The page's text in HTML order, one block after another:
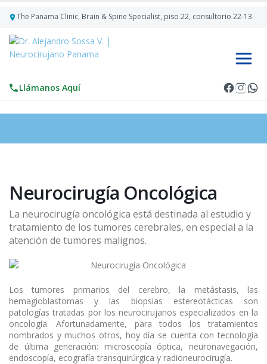
The Panama Clinic, Brain & Spine Specialist, piso 22, consultorio 22-13
Llámanos Aquí
Neurocirugía Oncológica
La neurocirugía oncológica está destinada al estudio y
tratamiento de los tumores cerebrales, en especial a la
atención de tumores malignos.
Los tumores primarios del cerebro, la metástasis, las
hemagioblastomas y las biopsias estereotácticas son
patologías tratadas por los neurocirujanos especializados en la
oncología. Afortunadamente, para todos los tratamientos
nombrados y muchos otros, hoy día se cuenta con tecnología
de última generación: microscopía óptica, neuronavegación,
endoscopía, ecografía transquirúrgica y radioneurocirugía.